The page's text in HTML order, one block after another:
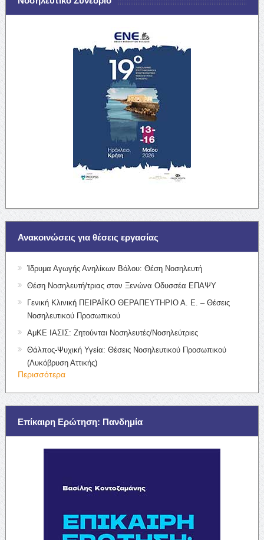
Ανακοινώσεις για θέσεις εργασίας
Ίδρυμα Αγωγής Ανηλίκων Βόλου: Θέση Νοσηλευτή
Θέση Νοσηλευτή/τριας στον Ξενώνα Οδυσσέα ΕΠΑΨΥ
Γενική Κλινική ΠΕΙΡΑΪΚΟ ΘΕΡΑΠΕΥΤΗΡΙΟ Α. Ε. – Θέσεις
Νοσηλευτικού Προσωπικού
ΑμΚΕ ΙΑΣΙΣ: Ζητούνται Νοσηλευτές/Νοσηλεύτριες
Θάλπος-Ψυχική Υγεία: Θέσεις Νοσηλευτικού Προσωπικού
(Λυκόβρυση Αττικής)
Περισσότερα
Επίκαιρη Ερώτηση: Πανδημία